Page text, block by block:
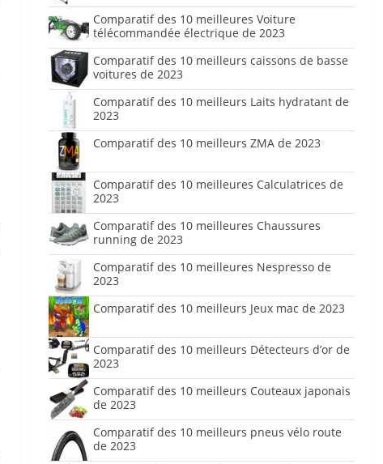
Comparatif des 10 meilleures Voiture
télécommandée électrique de 2023
Comparatif des 10 meilleurs caissons de basse
voitures de 2023
Comparatif des 10 meilleurs Laits hydratant de
2023
Comparatif des 10 meilleurs ZMA de 2023
Comparatif des 10 meilleures Calculatrices de
2023
Comparatif des 10 meilleures Chaussures
running de 2023
Comparatif des 10 meilleures Nespresso de
2023
Comparatif des 10 meilleurs Jeux mac de 2023
Comparatif des 10 meilleurs Détecteurs d’or de
2023
Comparatif des 10 meilleurs Couteaux japonais
de 2023
Comparatif des 10 meilleurs pneus vélo route
de 2023